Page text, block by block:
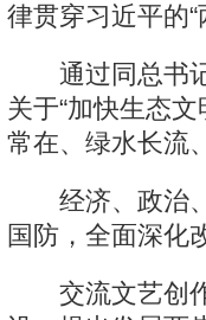
律贯穿习近平的“
通过同总书记
关于“加快生态
常在、绿水长流
经济、政治、
国防，全面深化
交流文艺创作